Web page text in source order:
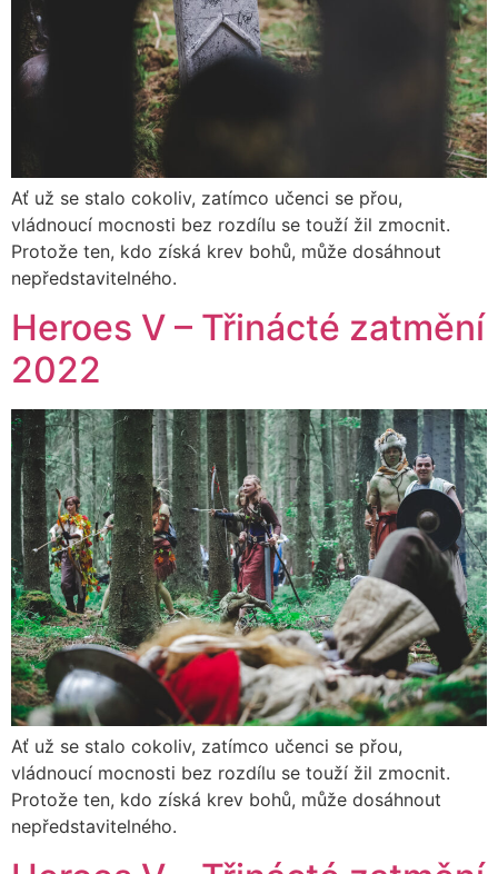
Ať už se stalo cokoliv, zatímco učenci se přou,
vládnoucí mocnosti bez rozdílu se touží žil zmocnit.
Protože ten, kdo získá krev bohů, může dosáhnout
nepředstavitelného.
Heroes V – Třinácté zatmění
2022
Ať už se stalo cokoliv, zatímco učenci se přou,
vládnoucí mocnosti bez rozdílu se touží žil zmocnit.
Protože ten, kdo získá krev bohů, může dosáhnout
nepředstavitelného.